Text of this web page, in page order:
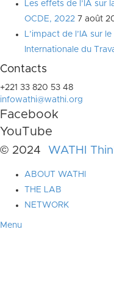
Les effets de l’IA sur
OCDE, 2022 7 août
L’impact de l’IA sur
Internationale du
Contacts
+221 33 820 53 48
infowathi@wathi.org
Facebook
YouTube
© 2024 WATHI
ABOUT WATHI
THE LAB
NETWORK
Menu